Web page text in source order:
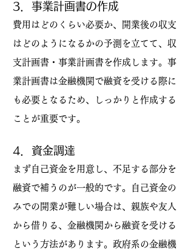
3．事業計画書の作成
費用はどのくらい必要か、開業後の収支
はどのようになるかの予測を立てて、収
支計画書・事業計画書を作成します。事
業計画書は金融機関で融資を受ける際に
も必要となるため、しっかりと作成する
ことが重要です。
4．資金調達
まず自己資金を用意し、不足する部分を
融資で補うのが一般的です。自己資金の
みでの開業が難しい場合は、親族や友人
から借りる、金融機関から融資を受ける
という方法があります。政府系の金融機